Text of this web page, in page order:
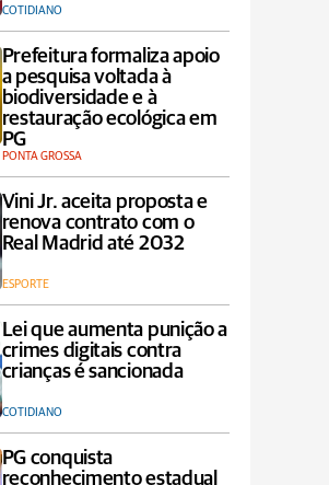
COTIDIANO
Prefeitura formaliza apoio
a pesquisa voltada à
biodiversidade e à
restauração ecológica em
PG
PONTA GROSSA
Vini Jr. aceita proposta e
renova contrato com o
Real Madrid até 2032
ESPORTE
Lei que aumenta punição a
crimes digitais contra
crianças é sancionada
COTIDIANO
PG conquista
reconhecimento estadual